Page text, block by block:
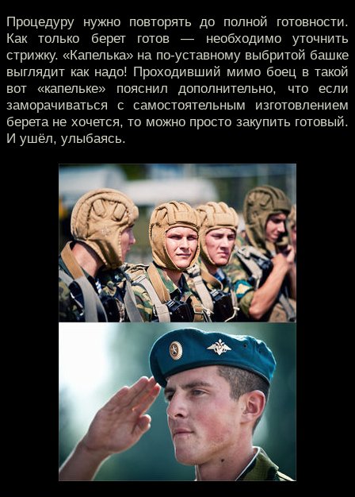
Процедуру нужно повторять до полной готовности.
Как только берет готов — необходимо уточнить
стрижку. «Капелька» на по-уставному выбритой башке
выглядит как надо! Проходивший мимо боец в такой
вот «капельке» пояснил дополнительно, что если
заморачиваться с самостоятельным изготовлением
берета не хочется, то можно просто закупить готовый.
И ушёл, улыбаясь.